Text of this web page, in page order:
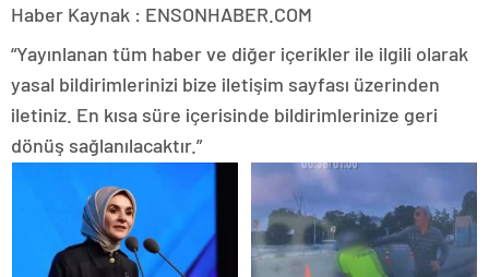
Haber Kaynak : ENSONHABER.COM
“Yayınlanan tüm haber ve diğer içerikler ile ilgili olarak
yasal bildirimlerinizi bize iletişim sayfası üzerinden
iletiniz. En kısa süre içerisinde bildirimlerinize geri
dönüş sağlanılacaktır.”